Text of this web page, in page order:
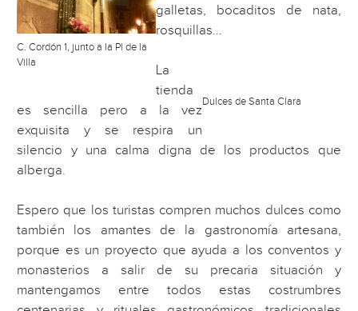
C. Cordón 1, junto a la Pl de la
Villa
galletas, bocaditos de nata,
rosquillas…
Dulces de Santa Clara
La
tienda
es sencilla pero a la vez
exquisita y se respira un
silencio y una calma digna de los productos que
alberga.
Espero que los turistas compren muchos dulces como
también los amantes de la gastronomía artesana,
porque es un proyecto que ayuda a los conventos y
monasterios a salir de su precaria situación y
mantengamos entre todos estas costrumbres